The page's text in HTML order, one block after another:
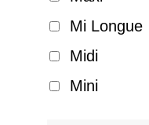
Mi Longue
Midi
Mini